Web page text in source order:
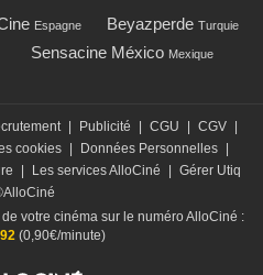
Espagne Beyazperde Turquie
Sensacine México Mexique
Publicité CGU CGV
cookies Données Personnelles
Les services AlloCiné
Gérer Utiq
votre cinéma sur le numéro AlloCiné :
(0,90€/minute)